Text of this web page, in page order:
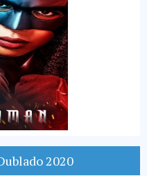
2020